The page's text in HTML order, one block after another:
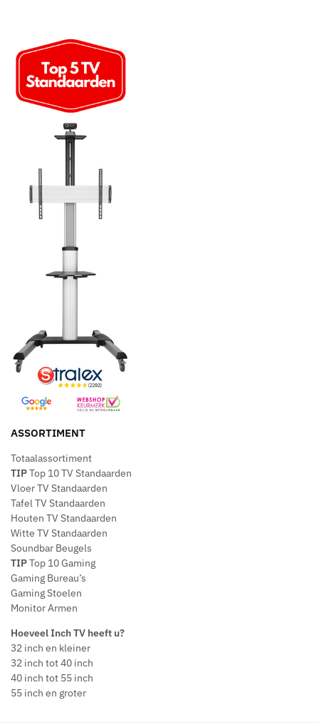
ASSORTIMENT
Totaalassortiment
TIPTop 10 TV Standaarden
Vloer TV Standaarden
Tafel TV Standaarden
Houten TV Standaarden
Witte TV Standaarden
Soundbar Beugels
TIPTop 10 Gaming
Gaming Bureau’s
Gaming Stoelen
Monitor Armen
Hoeveel Inch TV heeft u?
32 inch en kleiner
32 inch tot 40 inch
40 inch tot 55 inch
55 inch en groter